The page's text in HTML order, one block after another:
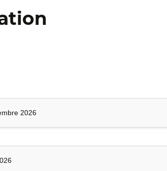
2026